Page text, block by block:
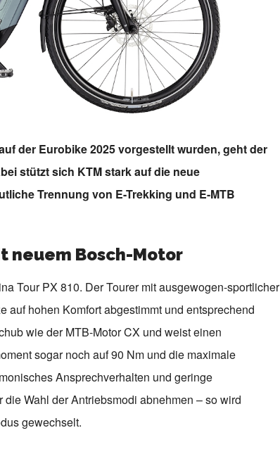
der Eurobike 2025 vorgestellt wurden, geht der
stützt sich KTM stark auf die neue
Trennung von E-Trekking und E-MTB
neuem Bosch-Motor
Tour PX 810. Der Tourer mit ausgewogen-sportlicher
hohen Komfort abgestimmt und entsprechend
wie der MTB-Motor CX und weist einen
sogar noch auf 90 Nm und die maximale
Ansprechverhalten und geringe
Wahl der Antriebsmodi abnehmen – so wird
gewechselt.